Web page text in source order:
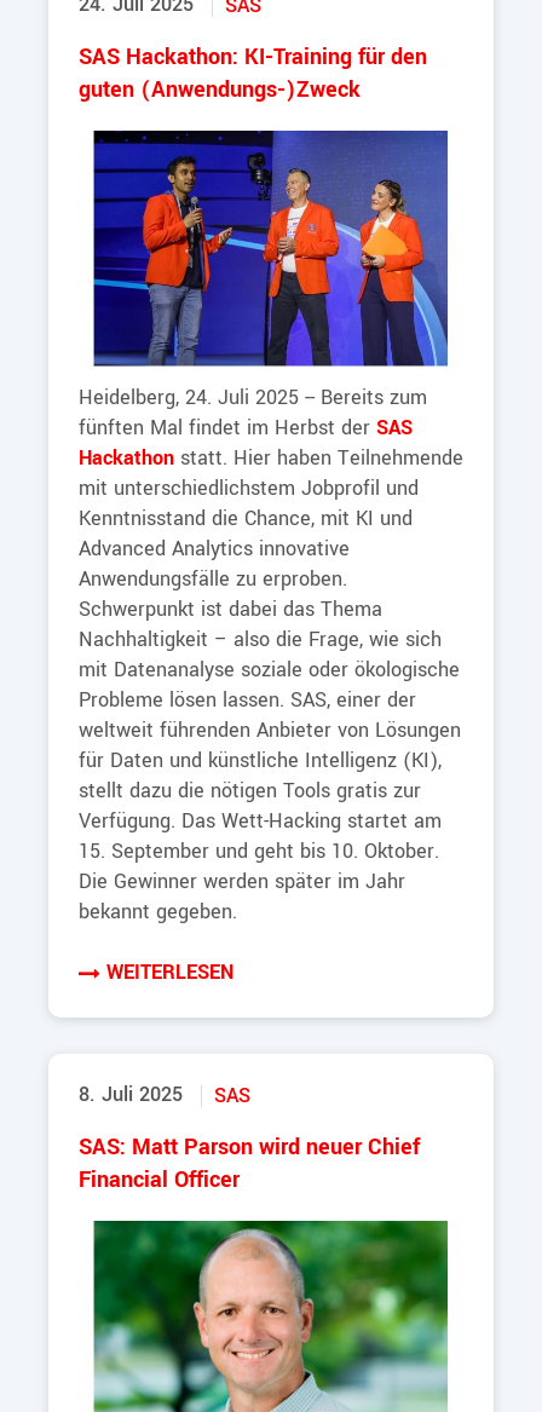
SAS Hackathon: KI-Training für den
guten (Anwendungs-)Zweck
Heidelberg, 24. Juli 2025 -- Bereits zum
fünften Mal findet im Herbst der SAS
Hackathon statt. Hier haben Teilnehmende
mit unterschiedlichstem Jobprofil und
Kenntnisstand die Chance, mit KI und
Advanced Analytics innovative
Anwendungsfälle zu erproben.
Schwerpunkt ist dabei das Thema
Nachhaltigkeit – also die Frage, wie sich
mit Datenanalyse soziale oder ökologische
Probleme lösen lassen. SAS, einer der
weltweit führenden Anbieter von Lösungen
für Daten und künstliche Intelligenz (KI),
stellt dazu die nötigen Tools gratis zur
Verfügung. Das Wett-Hacking startet am
15. September und geht bis 10. Oktober.
Die Gewinner werden später im Jahr
bekannt gegeben.
WEITERLESEN
8. Juli 2025 SAS
SAS: Matt Parson wird neuer Chief
Financial Officer